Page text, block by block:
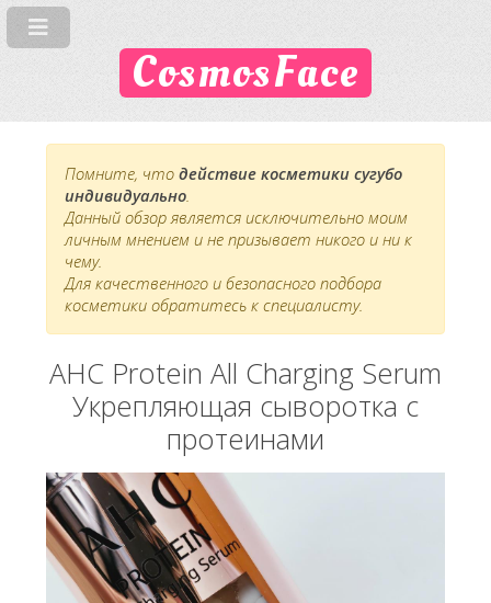
CosmosFace
Помните, что действие косметики сугубо
индивидуально.
Данный обзор является исключительно моим
личным мнением и не призывает никого и ни к
чему.
Для качественного и безопасного подбора
косметики обратитесь к специалисту.
AHC Protein All Charging Serum
Укрепляющая сыворотка с
протеинами